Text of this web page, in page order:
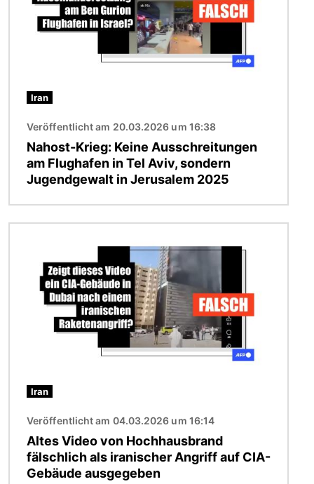
Iran
Veröffentlicht am 20.03.2026 um 16:38
Nahost-Krieg: Keine Ausschreitungen
am Flughafen in Tel Aviv, sondern
Jugendgewalt in Jerusalem 2025
Iran
Veröffentlicht am 04.03.2026 um 16:14
Altes Video von Hochhausbrand
fälschlich als iranischer Angriff auf CIA-
Gebäude ausgegeben